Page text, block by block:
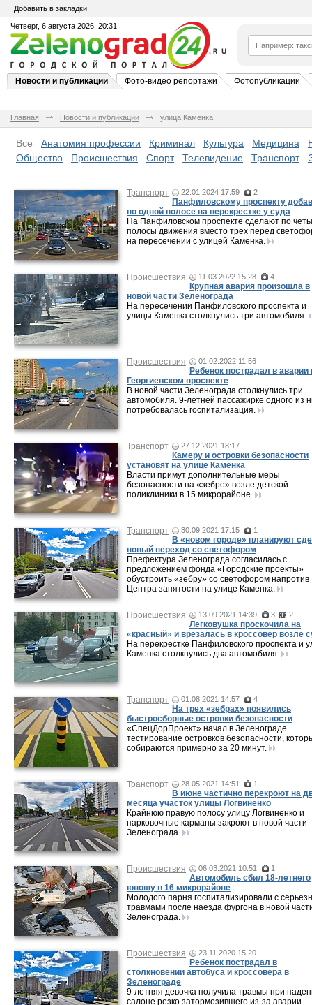
Добавить в закладки
Четверг, 6 августа 2026, 20:31
Новости и публикации Фото-видео репортажи Фотопубликации
Главная Новости и публикации улица Каменка
Все Анатомия профессии Криминал Культура Медицина
Общество
Происшествия Спорт Телевидение Транспорт
Транспорт 22.01.2024 17:59 2
Панфиловскому проспекту
по одной полосе на перекрестке у суда
На Панфиловском проспекте сделают по
полосы движения вместо трех перед
на пересечении с улицей Каменка.
Происшествия 11.03.2022 15:28 4
Крупная авария произошла в
новой части Зеленограда
На пересечении Панфиловского проспекта и
улицы Каменка столкнулись три автомобиля.
Происшествия 01.02.2022 11:56
Ребенок пострадал в аварии
Георгиевском проспекте
В новой части Зеленограда столкнулись три
автомобиля. 9-летней пассажирке одного из
потребовалась госпитализация.
Транспорт 27.12.2021 18:17
Камеру и островки безопасности
установят на улице Каменка
Власти примут дополнительные меры
безопасности на «зебре» возле детской
поликлиники в 15 микрорайоне.
Транспорт 30.09.2021 17:15 1
В «новом городе» планируют
новый переход со светофором
Префектура Зеленограда согласилась с
предложением фонда «Городские проекты»
обустроить «зебру» со светофором напротив
Центра занятости на улице Каменка.
Происшествия 13.09.2021 14:39 3 2
Легковушка проскочила на
«красный» и врезалась в кроссовер возле
На перекрестке Панфиловского проспекта и
Каменка столкнулись два автомобиля.
Транспорт 01.08.2021 14:57 4
На трех «зебрах» появились
быстросборные островки безопасности
«СпецДорПроект» начал в Зеленограде
тестирование островков безопасности,
собираются примерно за 20 минут.
Транспорт 28.05.2021 14:51 1
В июне частично перекроют на
месяца участок улицы Логвиненко
Крайнюю правую полосу улицу Логвиненко и
парковочные карманы закроют в новой части
Зеленограда.
Происшествия 06.03.2021 10:51 1
Автомобиль сбил 18-летнего
юношу в 16 микрорайоне
Молодого парня госпитализировали с
травмами после наезда фургона в новой
Зеленограда.
Происшествия 23.11.2020 15:20
Ребенок пострадал в
столкновении автобуса и кроссовера в
Зеленограде
9-летняя девочка получила травмы при
салоне резко затормозившего из-за аварии